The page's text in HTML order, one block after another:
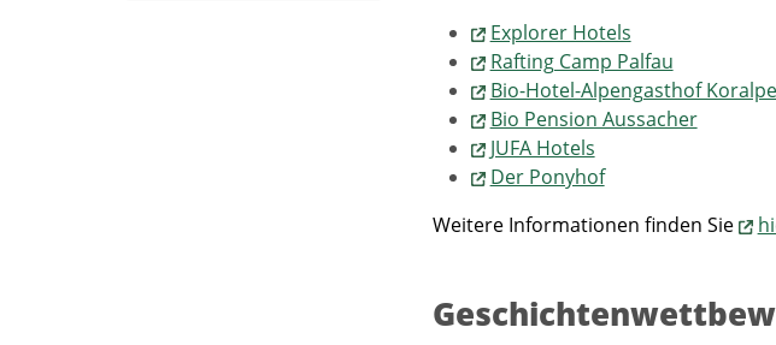
Explorer Hotels
Rafting Camp Palfau
Bio-Hotel-Alpengasthof
Bio Pension Aussacher
JUFA Hotels
Der Ponyhof
Weitere Informationen finden Sie